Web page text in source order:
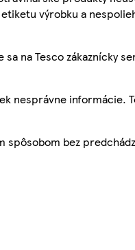
výrobku a
na Tesco zákaznícky
nesprávne informácie.
bez